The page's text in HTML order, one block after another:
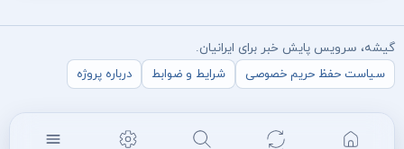
گیشه، سرویس پایش خبر برای ایرانیان.
سیاست حفظ حریم خصوصی
شرایط و ضوابط درباره پروژه